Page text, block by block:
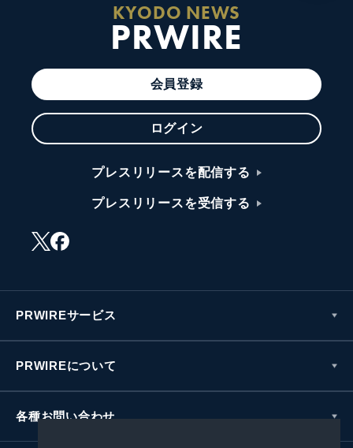
KYODO NEWS
PRWIRE
会員登録
ログイン
プレスリリースを配信する
プレスリリースを受信する
PRWIREサービス
PRWIREについて
各種お問い合わせ